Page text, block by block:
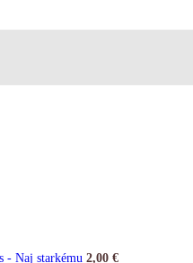
- Naj starkému 2,00 €